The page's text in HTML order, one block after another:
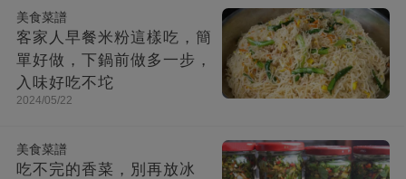
美食菜譜
客家人早餐米粉這樣吃，簡
單好做，下鍋前做多一步，
入味好吃不坨
2024/05/22
美食菜譜
吃不完的香菜，別再放冰